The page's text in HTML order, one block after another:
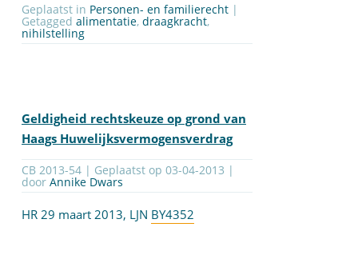
Geplaatst in Personen- en familierecht
Getagged alimentatie, draagkracht,
nihilstelling
Geldigheid rechtskeuze op grond van
Haags Huwelijksvermogensverdrag
CB 2013-54 | Geplaatst op 03-04-2013 |
door Annike Dwars
HR 29 maart 2013, LJN BY4352